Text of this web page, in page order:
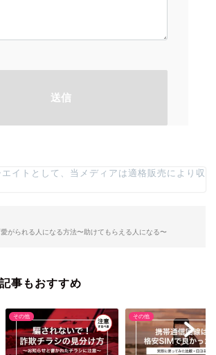
イトとして、当メディアは適格販売により収
がられる人になる方法〜助けてもらえる人になる〜
事もおすすめ
その他 その他